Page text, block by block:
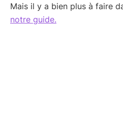
Mais il y a bien plus à faire
notre guide.